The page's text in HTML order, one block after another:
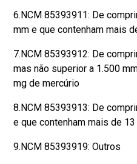
6.NCM 85393911: De
mm e que contenham mais
7.NCM 85393912: De
mas não superior a 1.500
mg de mercúrio
8.NCM 85393913: De
e que contenham mais de
9.NCM 85393919: Outros